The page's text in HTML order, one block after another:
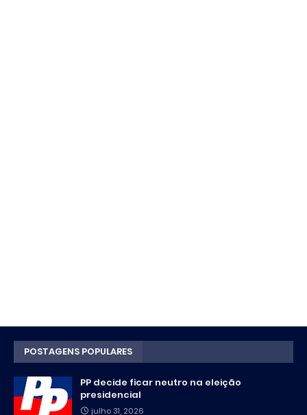
POSTAGENS POPULARES
PP decide ficar neutro na eleição
presidencial
julho 31, 2026